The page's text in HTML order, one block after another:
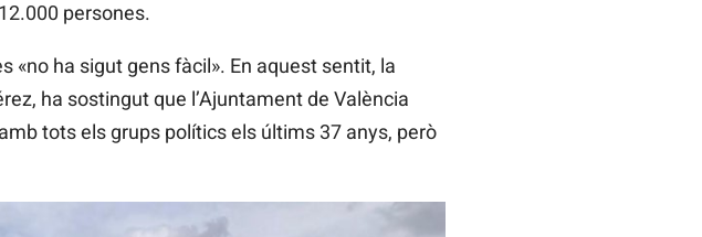
persones.
«no ha sigut gens fàcil». En aquest sentit, la
ha sostingut que l’Ajuntament de València
tots els grups polítics els últims 37 anys, però